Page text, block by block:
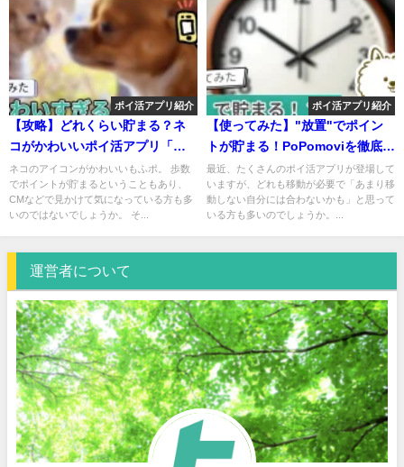
ポイ活アプリ紹介
【攻略】どれくらい貯まる？ネ
コがかわいいポイ活アプリ「も
ふポ」の使い方などを解説！
【招待コードあり】
ネコのアイコンがかわいいもふポ。 歩数
でポイントが貯まるということもあり、
CMなどで見かけて気になっている方も多
いのではないでしょうか。 そ...
ポイ活アプリ紹介
【使ってみた】"放置"でポイン
トが貯まる！PoPomoviを徹底解
説！
最近、たくさんのポイ活アプリが登場して
いますが、どれも移動が必要で「あまり移
動しない自分には合わないかも」と思って
いる方も多いのでしょうか。...
運営者について